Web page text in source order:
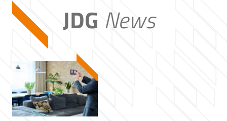
JDG News